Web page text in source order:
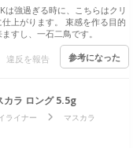
は強過ぎる時に、こちらはクリ
上がります。 束感を作る目的
すし、一石二鳥です。
違反を報告 参考になった
カラ ロング 5.5g
ライナー
マスカラ